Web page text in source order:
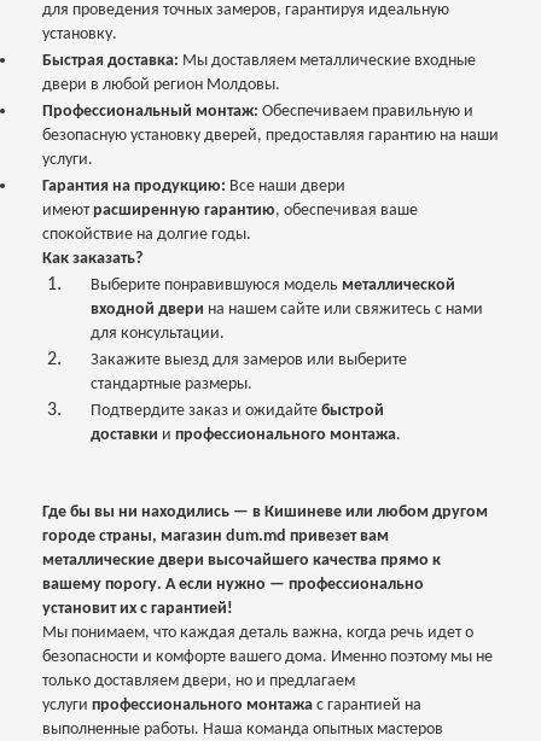
для проведения точных замеров, гарантируя идеальную
установку.
Быстрая доставка: Мы доставляем металлические входные
двери в любой регион Молдовы.
Профессиональный монтаж: Обеспечиваем правильную и
безопасную установку дверей, предоставляя гарантию на наши
услуги.
Гарантия на продукцию: Все наши двери
имеютрасширенную гарантию, обеспечивая ваше
спокойствие на долгие годы.
Как заказать?
Выберите понравившуюся модель металлической
входной двери на нашем сайте или свяжитесь с нами
для консультации.
Закажите выезд для замеров или выберите
стандартные размеры.
Подтвердите заказ и ожидайте быстрой
доставки и профессионального монтажа.
Где бы вы ни находились — в Кишиневе или любом другом
городе страны, магазин dum.md привезет вам
металлические двери высочайшего качества прямо к
вашему порогу. А если нужно — профессионально
установит их с гарантией!
Мы понимаем, что каждая деталь важна, когда речь идет о
безопасности и комфорте вашего дома. Именно поэтому мы не
только доставляем двери, но и предлагаем
услуги профессионального монтажа с гарантией на
выполненные работы. Наша команда опытных мастеров